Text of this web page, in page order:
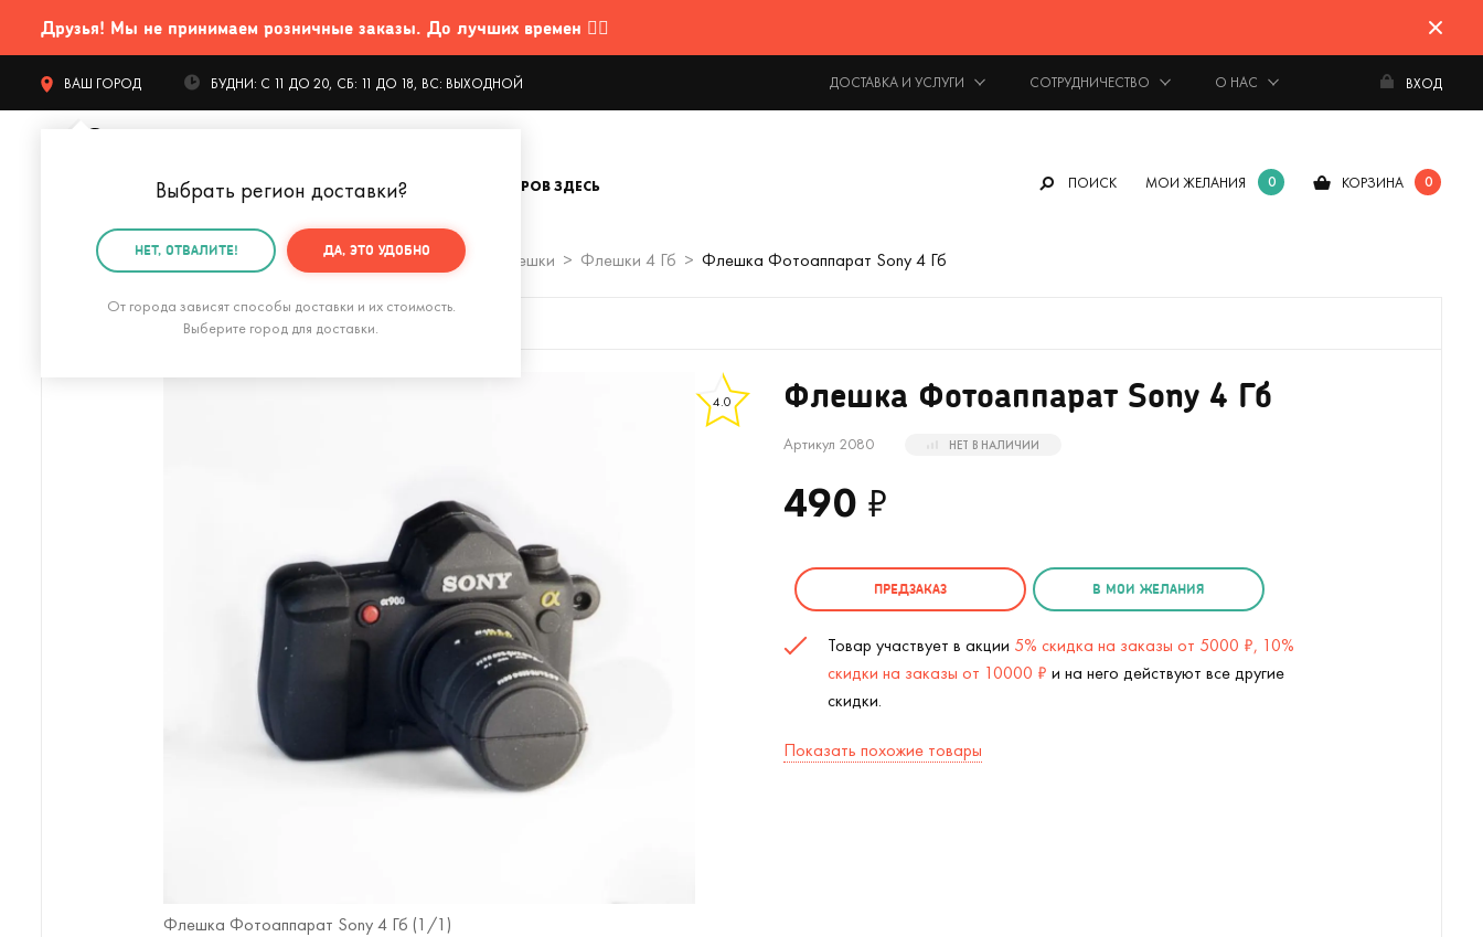
Друзья! Мы не принимаем розничные заказы. До лучших времен 🤷‍♂️
ВАШ ГОРОД
Выбрать регион доставки?
НЕТ, ОТВАЛИТЕ! ДА, ЭТО УДОБНО
От города зависят способы доставки и их стоимость.
Выберите город для доставки.
БУДНИ: С 11 ДО 20, СБ: 11 ДО 18, ВС: ВЫХОДНОЙ ДОСТАВКА И УСЛУГИ СОТРУДНИЧЕСТВО О НАС ВХОД
КАТАЛОГ ТОВАРОВ ЗДЕСЬ ПОИСК МОИ ЖЕЛАНИЯ 0 КОРЗИНА 0
Главная Гаджеты и устройства Для компьютера Флешки Флешки 4 Гб Флешка Фотоаппарат Sony 4 Гб
4.0
Флешка Фотоаппарат Sony 4 Гб (1 /1)
Флешка Фотоаппарат Sony 4 Гб
Артикул 2080 НЕТ В НАЛИЧИИ
490 ₽
ПРЕДЗАКАЗ В МОИ ЖЕЛАНИЯ
Товар участвует в акции 5% скидка на заказы от 5000 ₽, 10%
скидки на заказы от 10000 ₽ и на него действуют все другие
скидки.
Показать похожие товары